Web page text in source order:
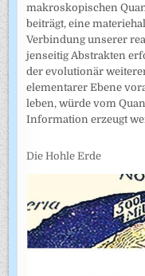
makroskopischen
beiträgt, eine
Verbindung unserer
jenseitig Abstrakten
der evolutionär
elementarer Ebene
leben, würde vom
Information erzeugt
Die Hohle Erde